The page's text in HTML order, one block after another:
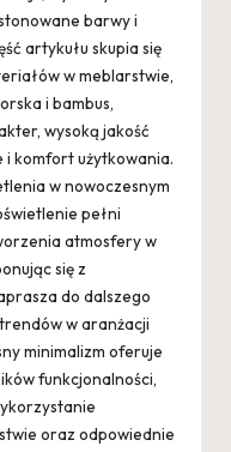
barwy i
artykułu skupia się
w meblarstwie,
i bambus,
wysoką jakość
komfort użytkowania.
w nowoczesnym
pełni
atmosfery w
się z
do dalszego
w aranżacji
minimalizm oferuje
funkcjonalności,
oraz odpowiednie